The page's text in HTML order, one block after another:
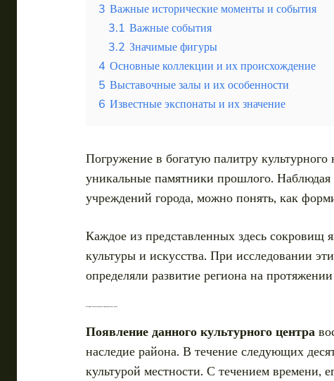
Максим Богданович и его дом-музей в Минске как
3 Важные исторические моменты и события
3.1 Важные события
3.2 Значимые фигуры
4 Основные коллекции и их происхождение
5 Выставочные залы и их особенности
6 Известные экспонаты и их значение
Погружение в богатую палитру
уникальные памятники прошлого. Наблюдая
учреждений города, можно понять, как
Каждое из представленных здесь сокровищ
культуры и искусства. При исследовании
определяли развитие региона на
История Златоустовского краеведческого музея
Появление данного культурного центра
наследие района. В течение следующих
культурой местности. С течением времени,